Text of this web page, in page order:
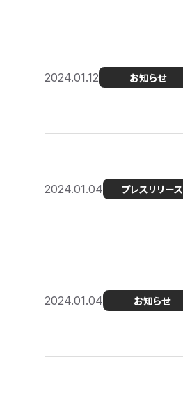
2024.01.12 お知らせ
2024.01.04 プレスリリース
2024.01.04 お知らせ